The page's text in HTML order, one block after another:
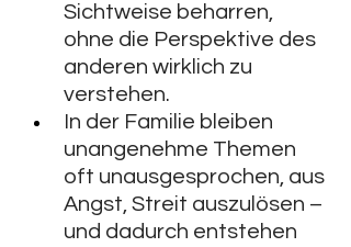
Sichtweise beharren,
ohne die Perspektive des
anderen wirklich zu
verstehen.
In der Familie bleiben
unangenehme Themen
oft unausgesprochen, aus
Angst, Streit auszulösen –
und dadurch entstehen